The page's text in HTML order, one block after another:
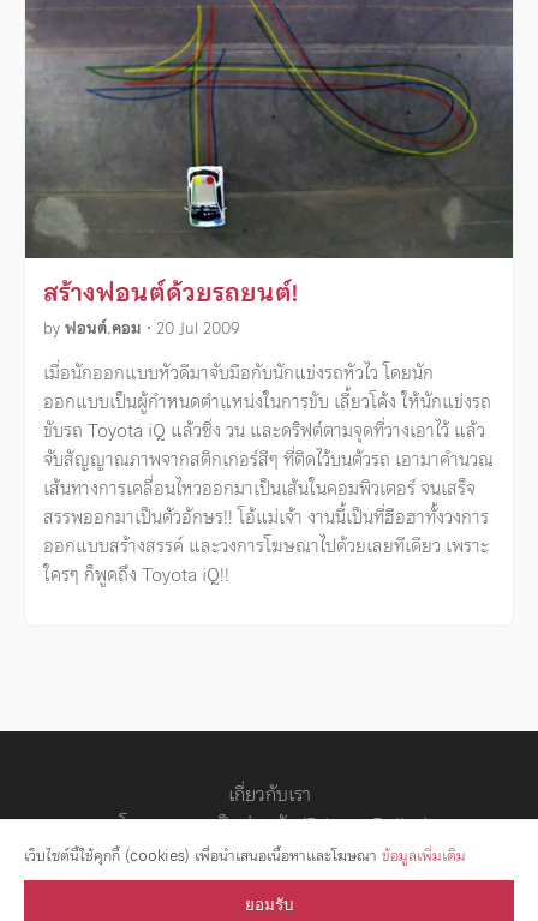
สร้างฟอนต์ด้วยรถยนต์!
byฟอนต์.คอม • 20 Jul 2009
เมื่อนักออกแบบหัวดีมาจับมือกับนักแข่งรถหัวไว โดยนัก
ออกแบบเป็นผู้กำหนดตำแหน่งในการขับ เลี้ยวโค้ง ให้นักแข่งรถ
ขับรถ Toyota iQ แล้วซิ่ง วน และดริฟต์ตามจุดที่วางเอาไว้ แล้ว
จับสัญญาณภาพจากสติกเกอร์สีๆ ที่ติดไว้บนตัวรถ เอามาคำนวณ
เส้นทางการเคลื่อนไหวออกมาเป็นเส้นในคอมพิวเตอร์ จนเสร็จ
สรรพออกมาเป็นตัวอักษร!! โอ้แม่เจ้า งานนี้เป็นที่ฮือฮาทั้งวงการ
ออกแบบสร้างสรรค์ และวงการโฆษณาไปด้วยเลยทีเดียว เพราะ
ใครๆ ก็พูดถึง Toyota iQ!!
เกี่ยวกับเรา
นโยบายความเป็นส่วนตัว (Privacy Policy)
สัญญาอนุญาต
เว็บไซต์นี้ใช้คุกกี้ (cookies) เพื่อนำเสนอเนื้อหาและโฆษณา ข้อมูลเพิ่มเติม
ยอมรับ